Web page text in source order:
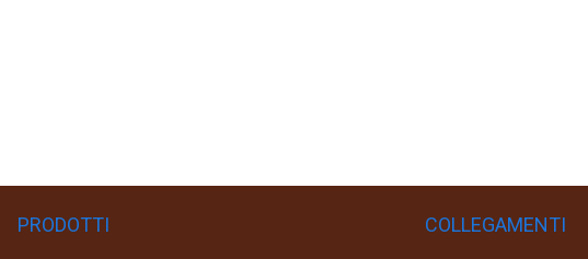
PRODOTTI COLLEGAMENTI